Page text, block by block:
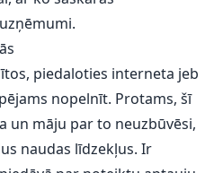
piedaloties interneta jeb
nopelnīt. Protams, šī
un māju par to neuzbūvēsi,
naudas līdzekļus. Ir